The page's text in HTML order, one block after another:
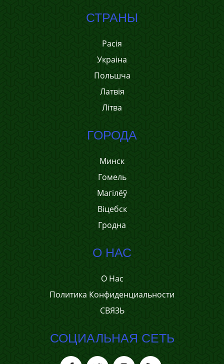
СТРАНЫ
Расія
Украіна
Польшча
Латвія
Літва
ГОРОДА
Минск
Гомель
Магілёў
Віцебск
Гродна
О НАС
О Нас
Политика Конфиденциальности
СВЯЗЬ
СОЦИАЛЬНАЯ СЕТЬ